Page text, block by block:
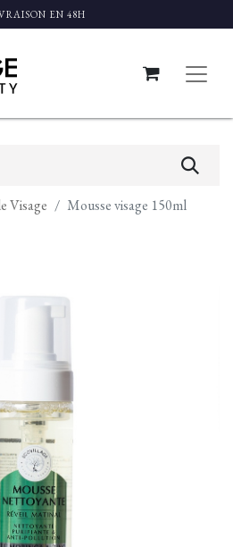
EN 48H
Visage Mousse visage 150ml